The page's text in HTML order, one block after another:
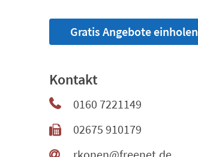
Gratis Angebote einholen
Kontakt
0160 7221149
02675 910179